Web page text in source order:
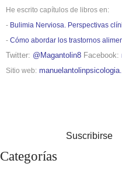
He escrito capítulos de libros en:
- Bulimia Nerviosa. Perspectivas
- Cómo abordar los trastornos
Twitter: @Magantolin8 Facebook:
Sitio web:
Suscribirse
Categorías